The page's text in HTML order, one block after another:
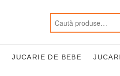
JUCARIE DE BEBE